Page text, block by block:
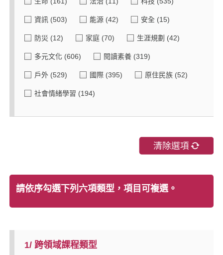
資訊 (503) 能源 (42) 安全 (15)
防災 (12) 家庭 (70) 生涯規劃 (42)
多元文化 (606) 閱讀素養 (319)
戶外 (529) 國際 (395) 原住民族 (52)
社會情緒學習 (194)
請依序勾選下列六項類型，項目可複選。
1/ 跨領域課程類型